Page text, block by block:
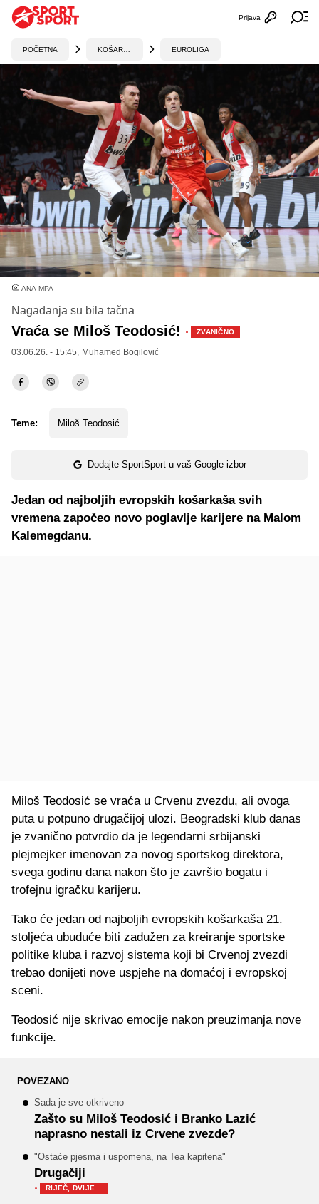
Otvori
Prijava
POČETNA EUROLIGA
ANA-MPA
Nagađanja su bila tačna
Vraća se Miloš Teodosić! · ZVANIČNO
03.06.26. - 15:45, Muhamed Bogilović
Teme: Miloš Teodosić
Dodajte SportSport u vaš Google izbor
Jedan od najboljih evropskih košarkaša svih
vremena započeo novo poglavlje karijere na Malom
Kalemegdanu.
Miloš Teodosić se vraća u Crvenu zvezdu, ali ovoga
puta u potpuno drugačijoj ulozi. Beogradski klub danas
je zvanično potvrdio da je legendarni srbijanski
plejmejker imenovan za novog sportskog direktora,
svega godinu dana nakon što je završio bogatu i
trofejnu igračku karijeru.
Tako će jedan od najboljih evropskih košarkaša 21.
stoljeća ubuduće biti zadužen za kreiranje sportske
politike kluba i razvoj sistema koji bi Crvenoj zvezdi
trebao donijeti nove uspjehe na domaćoj i evropskoj
sceni.
Teodosić nije skrivao emocije nakon preuzimanja nove
funkcije.
POVEZANO
Sada je sve otkriveno
Zašto su Miloš Teodosić i Branko Lazić
naprasno nestali iz Crvene zvezde?
"Ostaće pjesma i uspomena, na Tea kapitena"
Drugačiji
· RIJEČ, DVIJE...